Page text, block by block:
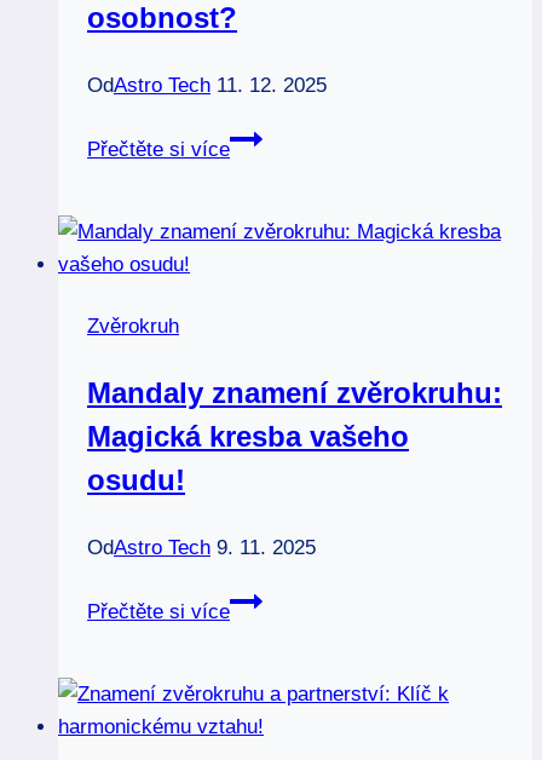
osobnost?
OdAstro Tech 11. 12. 2025
Přečtěte si více
Znamení
Jaký
osobnost?
Zvěrokruh
Mandaly znamení zvěrokruhu:
Magická kresba vašeho
osudu!
OdAstro Tech 9. 11. 2025
Přečtěte si více
Mandaly
Magická
kresba